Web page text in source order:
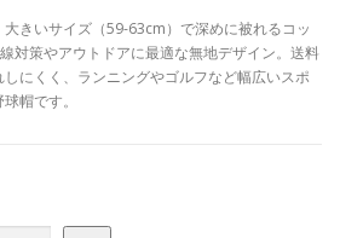
大きいサイズ（59-63cm）で深めに被れるコッ
対策やアウトドアに最適な無地デザイン。送料
にくく、ランニングやゴルフなど幅広いスポ
帽です。